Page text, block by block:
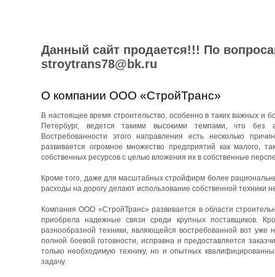
Данный сайт продается!!! По
stroytrans78@bk.ru
О компании ООО «СтройТранс»
В настоящее время строительство, особенно в таких важных и
Петербург, ведется такими высокими темпами, что без
Востребованности этого направления есть несколько
развивается огромное множество предприятий как малого,
собственных ресурсов с целью вложения их в собственные
Кроме того, даже для масштабных стройфирм более
расходы на дорогу делают использование собственной техники
Компания ООО «СтройТранс» развивается в области
приобрела надежные связи среди крупных поставщиков.
разнообразной техники, являющейся востребованной вот уже
полной боевой готовности, исправна и предоставляется
только необходимую технику, но и опытных
задачу.